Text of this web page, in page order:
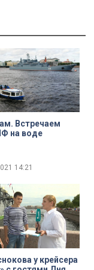
Встречаем
на воде
14:21
у крейсера